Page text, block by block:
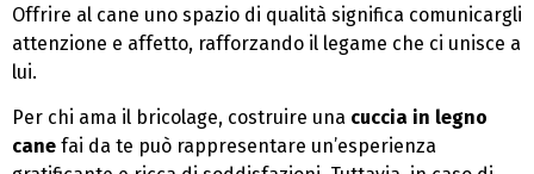
Offrire al cane uno spazio di qualità significa comunicargli
attenzione e affetto, rafforzando il legame che ci unisce a
lui.
Per chi ama il bricolage, costruire una cuccia in legno
cane fai da te può rappresentare un’esperienza